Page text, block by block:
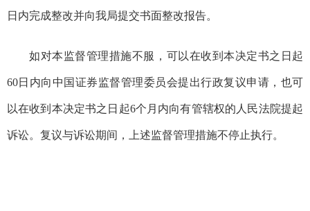
日内完成整改并向我局提交书面整改报告。
如对本监督管理措施不服，可以在收到本决定书之日起
60日内向中国证券监督管理委员会提出行政复议申请，也可
以在收到本决定书之日起6个月内向有管辖权的人民法院提起
诉讼。复议与诉讼期间，上述监督管理措施不停止执行。